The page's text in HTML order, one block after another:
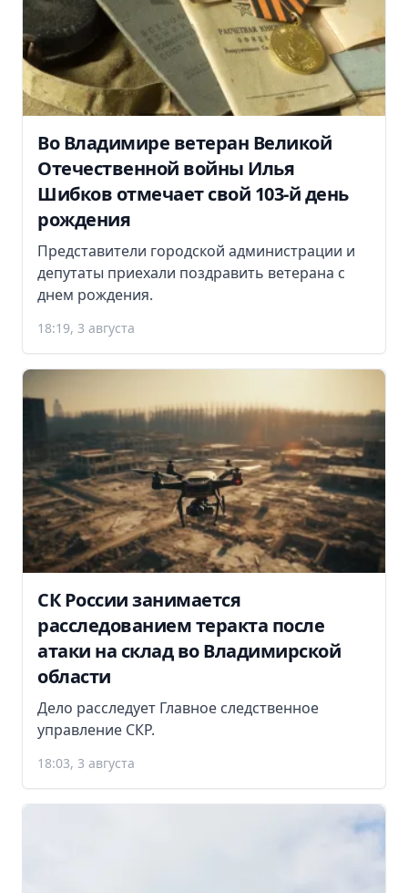
Во Владимире ветеран Великой
Отечественной войны Илья
Шибков отмечает свой 103-й день
рождения
Представители городской администрации и
депутаты приехали поздравить ветерана с
днем рождения.
18:19, 3 августа
СК России занимается
расследованием теракта после
атаки на склад во Владимирской
области
Дело расследует Главное следственное
управление СКР.
18:03, 3 августа